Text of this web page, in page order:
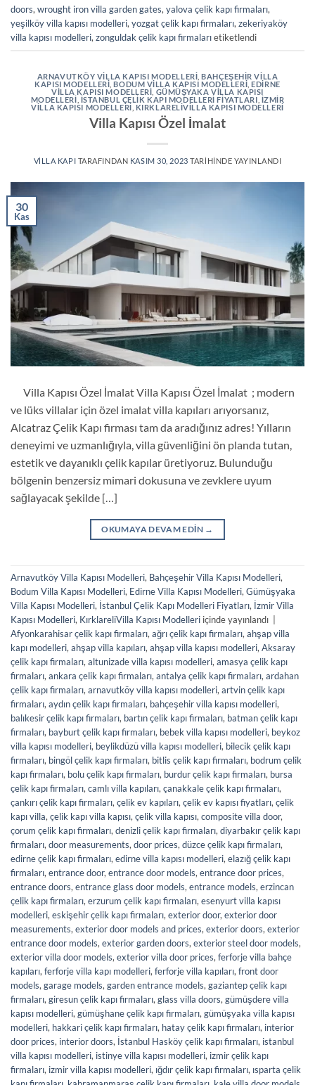
doors, wrought iron villa garden gates, yalova çelik kapı firmaları,
yeşilköy villa kapısı modelleri, yozgat çelik kapı firmaları, zekeriyaköy
villa kapısı modelleri, zonguldak çelik kapı firmalarıetiketlendi
ARNAVUTKÖY VILLA KAPISI MODELLERI ,BAHÇEŞEHIR VILLA
KAPISI MODELLERI ,BODUM VILLA KAPISI MODELLERI ,EDIRNE
VILLA KAPISI MODELLERI GÜMÜŞYAKA VILLA KAPISI
MODELLERI İSTANBUL ÇELIK KAPI MODELLERI FIYATLARI İZMIR
VILLA KAPISI MODELLERI KIRKLARELIVILLA KAPISI MODELLERI
Villa Kapısı Özel İmalat
VILLA KAPI TARAFINDAN KASIM 30, 2023 TARIHINDE YAYINLANDI
30
Kas
Villa Kapısı Özel İmalat Villa Kapısı Özel İmalat ; modern
ve lüks villalar için özel imalat villa kapıları arıyorsanız,
Alcatraz Çelik Kapı firması tam da aradığınız adres! Yılların
deneyimi ve uzmanlığıyla, villa güvenliğini ön planda tutan,
estetik ve dayanıklı çelik kapılar üretiyoruz. Bulunduğu
bölgenin benzersiz mimari dokusuna ve zevklere uyum
sağlayacak şekilde […]
OKUMAYA DEVAM EDIN →
Arnavutköy Villa Kapısı Modelleri, Bahçeşehir Villa Kapısı Modelleri,
Bodum Villa Kapısı Modelleri, Edirne Villa Kapısı Modelleri,Gümüşyaka
Villa Kapısı Modelleri, İstanbul Çelik Kapı Modelleri Fiyatları, İzmir Villa
Kapısı Modelleri, KırklareliVilla Kapısı Modelleri içinde yayınlandı
Afyonkarahisar çelik kapı firmaları,ağrı çelik kapı firmaları,ahşap villa
kapı modelleri,ahşap villa kapıları,ahşap villa kapısı modelleri,Aksaray
çelik kapı firmaları,altunizade villa kapısı modelleri,amasya çelik kapı
firmaları,ankara çelik kapı firmaları,antalya çelik kapı firmaları,ardahan
çelik kapı firmaları,arnavutköy villa kapısı modelleri,artvin çelik kapı
firmaları,aydın çelik kapı firmaları, bahçeşehir villa kapısı modelleri,
balıkesir çelik kapı firmaları, bartın çelik kapı firmaları, batman çelik kapı
firmaları, bayburt çelik kapı firmaları, bebek villa kapısı modelleri, beykoz
villa kapısı modelleri, beylikdüzü villa kapısı modelleri, bilecik çelik kapı
firmaları, bingöl çelik kapı firmaları, bitlis çelik kapı firmaları, bodrum çelik
kapı firmaları, bolu çelik kapı firmaları, burdur çelik kapı firmaları, bursa
çelik kapı firmaları,camlı villa kapıları,çanakkale çelik kapı firmaları,
çankırı çelik kapı firmaları,çelik ev kapıları,çelik ev kapısı fiyatları,çelik
kapı villa,çelik kapı villa kapısı,çelik villa kapısı,composite villa door,
çorum çelik kapı firmaları,denizli çelik kapı firmaları,diyarbakır çelik kapı
firmaları,door measurements,door prices,düzce çelik kapı firmaları,
edirne çelik kapı firmaları,edirne villa kapısı modelleri,elazığ çelik kapı
firmaları,entrance door,entrance door models,entrance door prices,
entrance doors,entrance glass door models,entrance models,erzincan
çelik kapı firmaları,erzurum çelik kapı firmaları,esenyurt villa kapısı
modelleri,eskişehir çelik kapı firmaları,exterior door,exterior door
measurements,exterior door models and prices,exterior doors,exterior
entrance door models,exterior garden doors,exterior steel door models,
exterior villa door models,exterior villa door prices,ferforje villa bahçe
kapıları,ferforje villa kapı modelleri,ferforje villa kapıları,front door
models,garage models,garden entrance models,gaziantep çelik kapı
firmaları,giresun çelik kapı firmaları,glass villa doors,gümüşdere villa
kapısı modelleri,gümüşhane çelik kapı firmaları,gümüşyaka villa kapısı
modelleri, hakkari çelik kapı firmaları, hatay çelik kapı firmaları, interior
door prices, interior doors, İstanbul Hasköy çelik kapı firmaları, istanbul
villa kapısı modelleri, istinye villa kapısı modelleri, izmir çelik kapı
firmaları, izmir villa kapısı modelleri, ığdır çelik kapı firmaları, ısparta çelik